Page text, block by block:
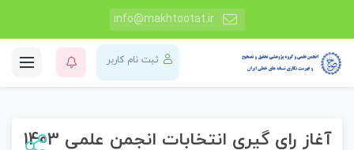
info@makhtootat.ir
ثبت نام کاربر
آغاز رای گیری انتخابات انجمن علمی 1403